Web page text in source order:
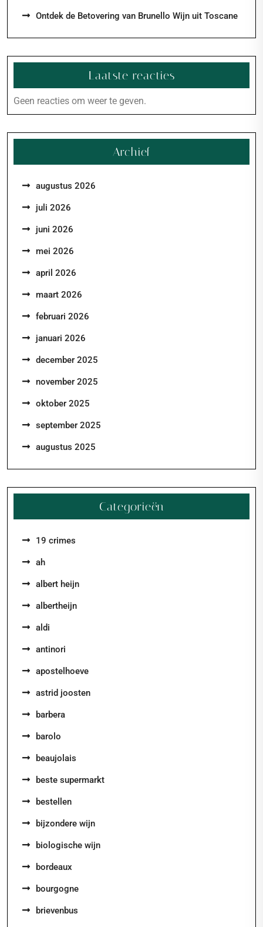
Ontdek de Betovering van Brunello Wijn uit Toscane
Laatste reacties
Geen reacties om weer te geven.
Archief
augustus 2026
juli 2026
juni 2026
mei 2026
april 2026
maart 2026
februari 2026
januari 2026
december 2025
november 2025
oktober 2025
september 2025
augustus 2025
Categorieën
19 crimes
ah
albert heijn
albertheijn
aldi
antinori
apostelhoeve
astrid joosten
barbera
barolo
beaujolais
beste supermarkt
bestellen
bijzondere wijn
biologische wijn
bordeaux
bourgogne
brievenbus